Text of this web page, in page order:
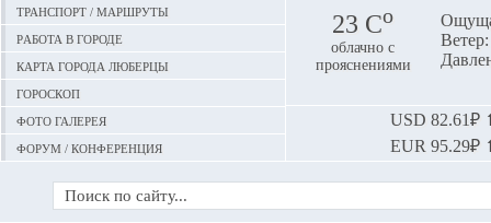
Транспорт / маршруты
Работа в городе
Карта города Люберцы
Гороскоп
Фото галерея
Форум / конференция
23 Сo
облачно с
прояснениями
USD 82.61₽
EUR 95.29₽